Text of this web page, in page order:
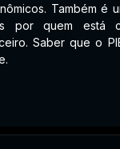
Também é
por quem está
Saber que o